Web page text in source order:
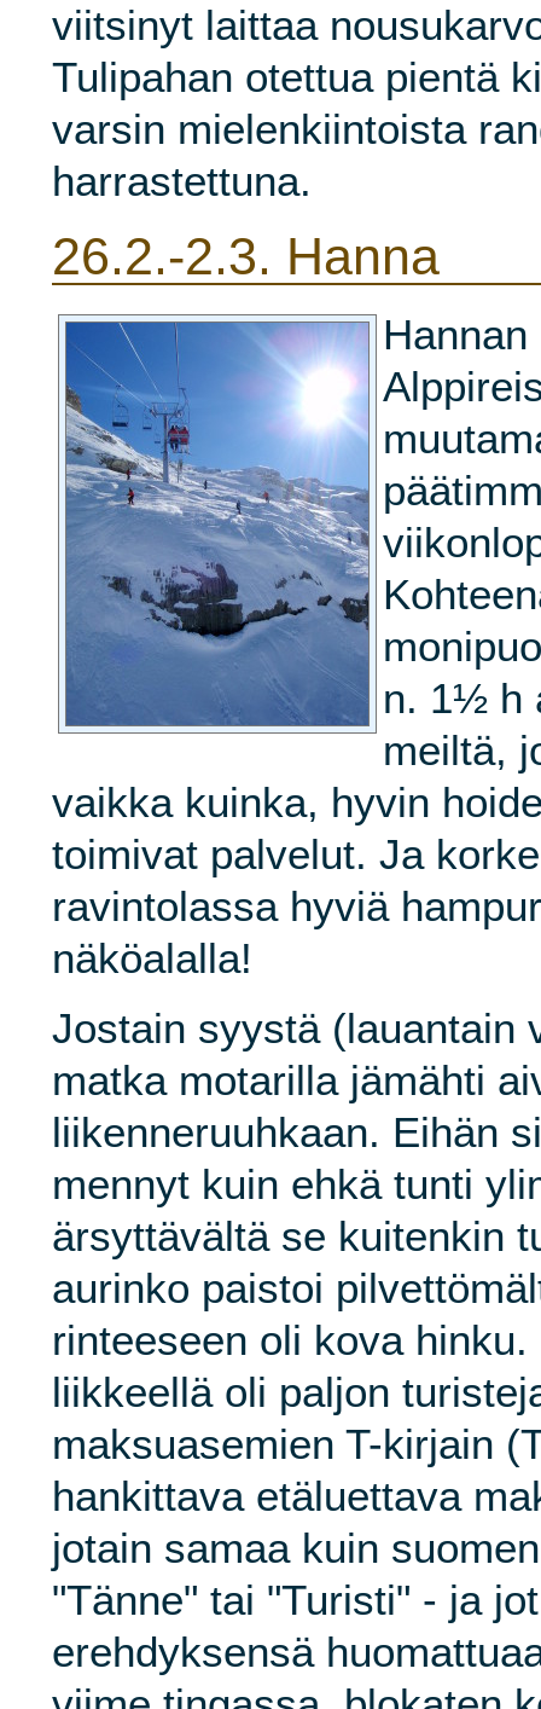
viitsinyt laittaa
Tulipahan otettua pientä
varsin mielenkiintoista
harrastettuna.
26.2.-2.3. Hanna
n. 1½ h
meiltä,
vaikka kuinka, hyvin
toimivat palvelut. Ja
ravintolassa hyviä
näköalalla!
Jostain syystä (lauantain
matka motarilla jämähti
liikenneruuhkaan. Eihän
mennyt kuin ehkä tunti
ärsyttävältä se kuitenkin
aurinko paistoi
rinteeseen oli kova
liikkeellä oli paljon
maksuasemien T-kirjain
hankittava etäluettava
jotain samaa kuin
"Tänne" tai "Turisti" - ja
erehdyksensä